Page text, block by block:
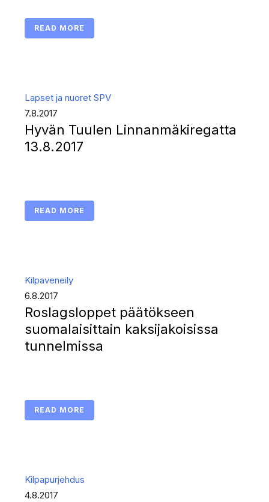
READ MORE
Lapset ja nuoret SPV
7.8.2017
Hyvän Tuulen Linnanmäkiregatta
13.8.2017
READ MORE
Kilpaveneily
6.8.2017
Roslagsloppet päätökseen
suomalaisittain kaksijakoisissa
tunnelmissa
READ MORE
Kilpapurjehdus
4.8.2017